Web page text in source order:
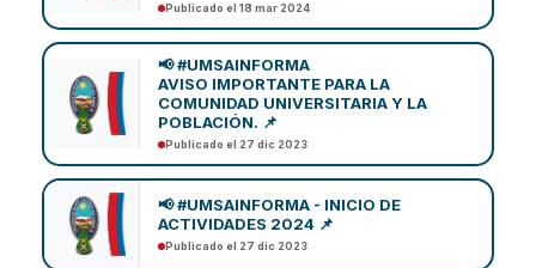
Publicado el 18 mar 2024
📢 #UMSAINFORMA
AVISO IMPORTANTE PARA LA
COMUNIDAD UNIVERSITARIA Y LA
POBLACIÓN. 📌
Publicado el 27 dic 2023
📢 #UMSAINFORMA - INICIO DE
ACTIVIDADES 2024 📌
Publicado el 27 dic 2023